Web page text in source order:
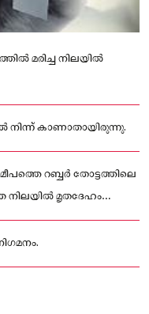
മരിച്ച നിലയിൽ
നിന്ന് കാണാതായിരുന്നു.
റബ്ബർ തോട്ടത്തിലെ
മൃതദേഹം